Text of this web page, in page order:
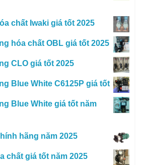
chất Iwaki giá tốt 2025
hóa chất OBL giá tốt 2025
CLO giá tốt 2025
Blue White C6125P giá tốt
Blue White giá tốt năm
hãng năm 2025
chất giá tốt năm 2025